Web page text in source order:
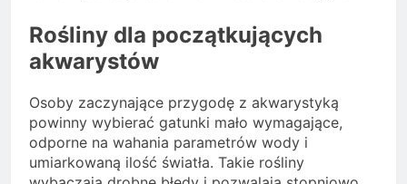
Rośliny dla początkujących
akwarystów
Osoby zaczynające przygodę z akwarystyką
powinny wybierać gatunki mało wymagające,
odporne na wahania parametrów wody i
umiarkowaną ilość światła. Takie rośliny